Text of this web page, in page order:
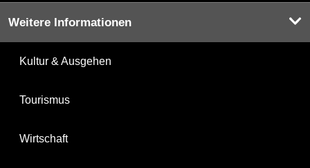
Weitere Informationen
Kultur & Ausgehen
Tourismus
Wirtschaft